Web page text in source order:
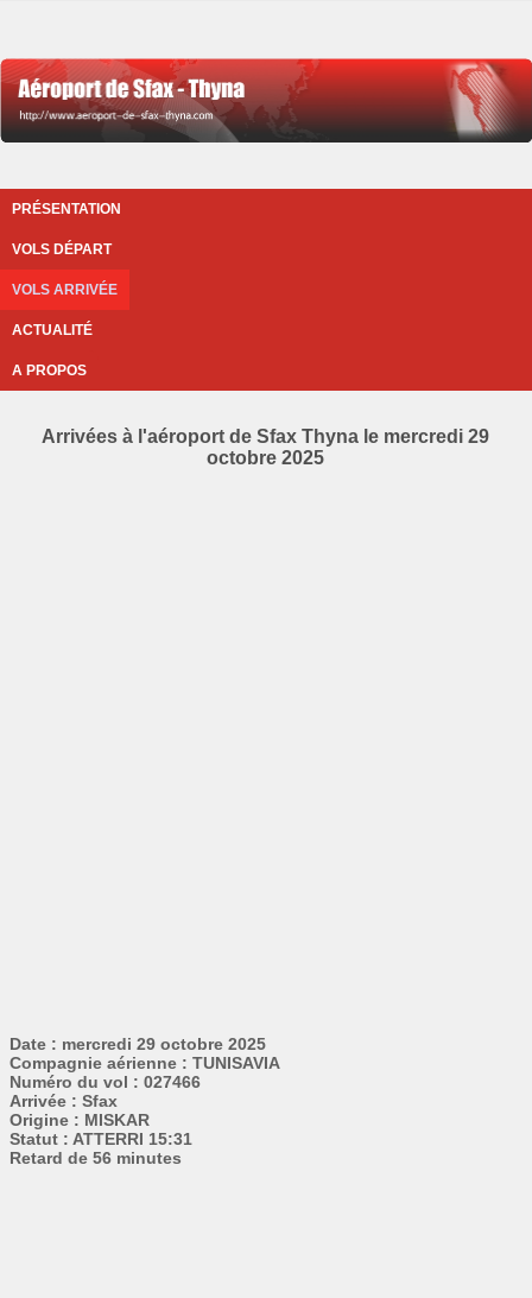
PRÉSENTATION
VOLS DÉPART
VOLS ARRIVÉE
ACTUALITÉ
A PROPOS
Arrivées à l'aéroport de Sfax Thyna le mercredi 29
octobre 2025
Date : mercredi 29 octobre 2025
Compagnie aérienne : TUNISAVIA
Numéro du vol : 027466
Arrivée : Sfax
Origine : MISKAR
Statut : ATTERRI 15:31
Retard de 56 minutes